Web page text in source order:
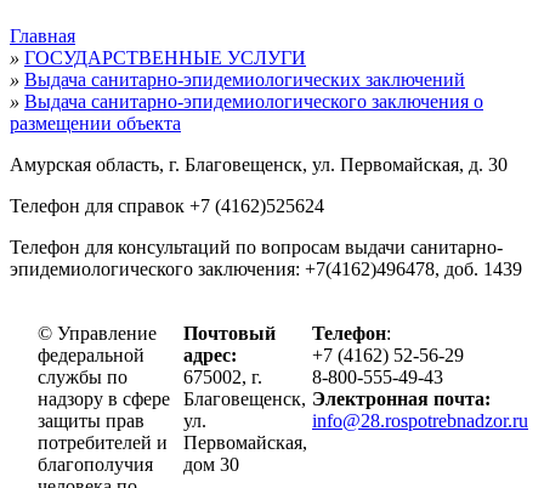
Главная
» ГОСУДАРСТВЕННЫЕ УСЛУГИ
» Выдача санитарно-эпидемиологических заключений
» Выдача санитарно-эпидемиологического заключения о
размещении объекта
Амурская область, г. Благовещенск, ул. Первомайская, д. 30
Телефон для справок +7 (4162)525624
Телефон для консультаций по вопросам выдачи санитарно-
эпидемиологического заключения: +7(4162)496478, доб. 1439
© Управление
федеральной
службы по
надзору в сфере
защиты прав
потребителей и
благополучия
Почтовый
адрес:
675002, г.
Благовещенск,
ул.
Первомайская,
дом 30
Телефон:
+7 (4162) 52-56-29
8-800-555-49-43
Электронная почта:
info@28.rospotrebnadzor.ru